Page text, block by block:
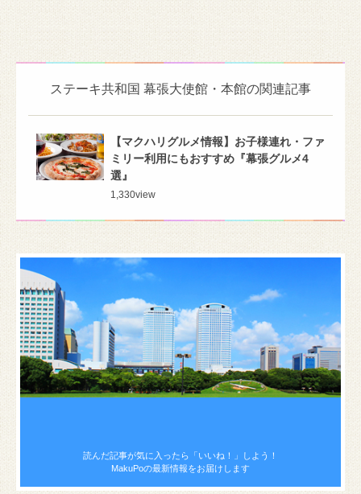
ステーキ共和国 幕張大使館・本館の関連記事
【マクハリグルメ情報】お子様連れ・ファ
ミリー利用にもおすすめ『幕張グルメ4
選』
1,330view
読んだ記事が気に入ったら 「いいね！」しよう！
MakuPoの最新情報をお届けします